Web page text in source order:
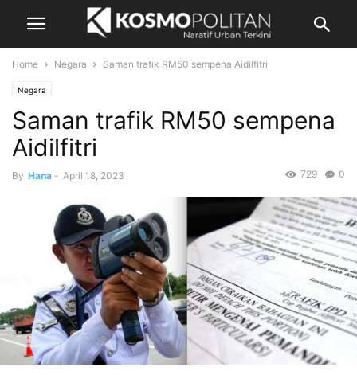
Home Negara Saman trafik RM50 sempena Aidilfitri
Negara
Saman trafik RM50 sempena
Aidilfitri
By Hana - April 18, 2023 0
729